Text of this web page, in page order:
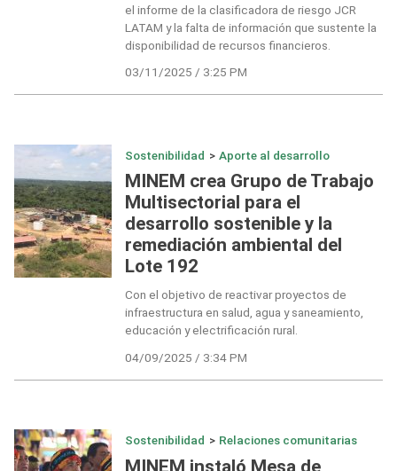
el informe de la clasificadora de riesgo JCR
LATAM y la falta de información que sustente la
disponibilidad de recursos financieros.
03/11/2025 / 3:25 PM
Sostenibilidad > Aporte al desarrollo
MINEM crea Grupo de Trabajo
Multisectorial para el
desarrollo sostenible y la
remediación ambiental del
Lote 192
Con el objetivo de reactivar proyectos de
infraestructura en salud, agua y saneamiento,
educación y electrificación rural.
04/09/2025 / 3:34 PM
Sostenibilidad > Relaciones comunitarias
MINEM instaló Mesa de